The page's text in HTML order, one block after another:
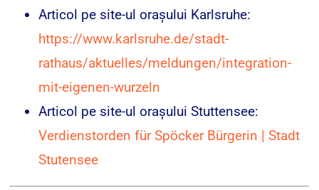
Articol pe site-ul orașului Karlsruhe:
https://www.karlsruhe.de/stadt-
rathaus/aktuelles/meldungen/integration-
mit-eigenen-wurzeln
Articol pe site-ul orașului Stuttensee:
Verdienstorden für Spöcker Bürgerin | Stadt
Stutensee